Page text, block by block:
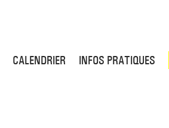
CALENDRIER INFOS PRATIQUES